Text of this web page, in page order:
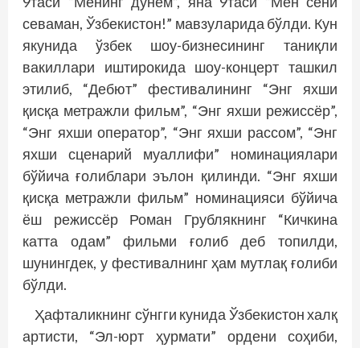
севаман, Ўзбекистон!” мавзуларида бўлди. Кун
якунида ўзбек шоу-бизнесининг таниқли
вакиллари иштирокида шоу-концерт ташкил
этилиб, “Дебют” фестивалининг “Энг яхши
қисқа метражли фильм”, “Энг яхши режиссёр”,
“Энг яхши оператор”, “Энг яхши рассом”, “Энг
яхши сценарий муаллифи” номинация­лари
бўйича ғолиблари эълон қилинди. “Энг яхши
қисқа метражли фильм” номинацияси бўйича
ёш режиссёр Роман Грублякнинг “Кичкина
катта одам” фильми ғолиб деб топилди,
шунингдек, у фестивалнинг ҳам мутлақ ғолиби
бўлди.
Ҳафталикнинг сўнгги кунида Ўзбекистон халқ
артисти, “Эл-юрт ҳурмати” ордени соҳиби,